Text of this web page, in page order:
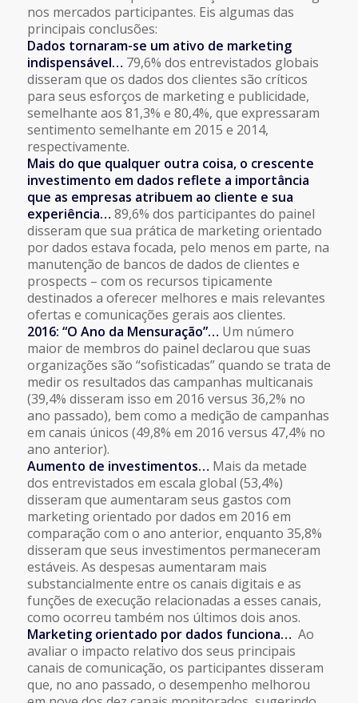
nos mercados participantes. Eis algumas das
principais conclusões:
Dados tornaram-se um ativo de marketing
indispensável… 79,6% dos entrevistados globais
disseram que os dados dos clientes são críticos
para seus esforços de marketing e publicidade,
semelhante aos 81,3% e 80,4%, que expressaram
sentimento semelhante em 2015 e 2014,
respectivamente.
Mais do que qualquer outra coisa, o crescente
investimento em dados reflete a importância
que as empresas atribuem ao cliente e sua
experiência… 89,6% dos participantes do painel
disseram que sua prática de marketing orientado
por dados estava focada, pelo menos em parte, na
manutenção de bancos de dados de clientes e
prospects – com os recursos tipicamente
destinados a oferecer melhores e mais relevantes
ofertas e comunicações gerais aos clientes.
2016: “O Ano da Mensuração”… Um número
maior de membros do painel declarou que suas
organizações são “sofisticadas” quando se trata de
medir os resultados das campanhas multicanais
(39,4% disseram isso em 2016 versus 36,2% no
ano passado), bem como a medição de campanhas
em canais únicos (49,8% em 2016 versus 47,4% no
ano anterior).
Aumento de investimentos… Mais da metade
dos entrevistados em escala global (53,4%)
disseram que aumentaram seus gastos com
marketing orientado por dados em 2016 em
comparação com o ano anterior, enquanto 35,8%
disseram que seus investimentos permaneceram
estáveis. As despesas aumentaram mais
substancialmente entre os canais digitais e as
funções de execução relacionadas a esses canais,
como ocorreu também nos últimos dois anos.
Marketing orientado por dados funciona… Ao
avaliar o impacto relativo dos seus principais
canais de comunicação, os participantes disseram
que, no ano passado, o desempenho melhorou